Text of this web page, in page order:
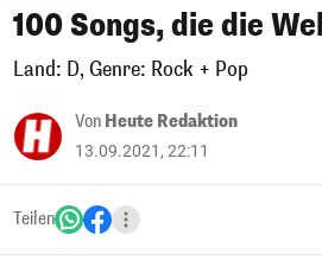
100 Songs, die die
Land: D, Genre: Rock + Pop
Von Heute Redaktion
13.09.2021, 22:11
Teilen